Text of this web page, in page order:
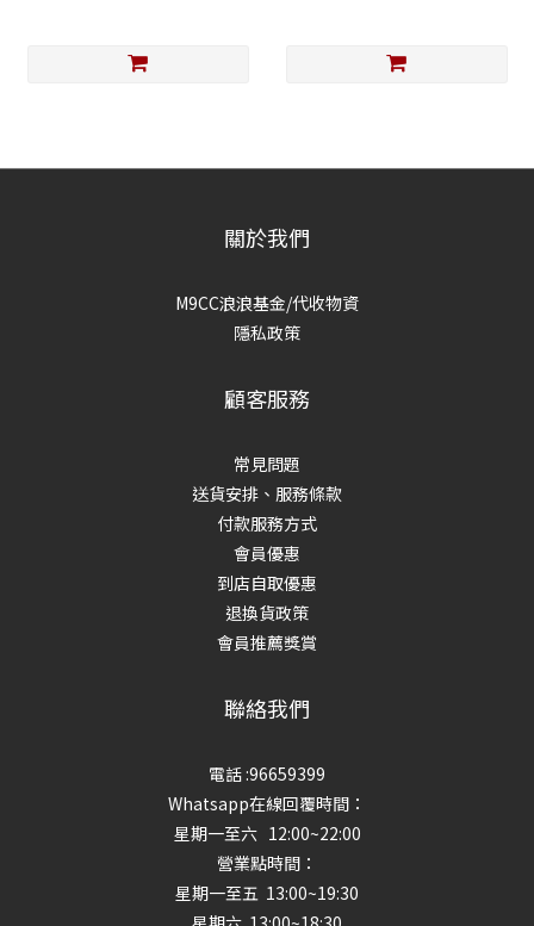
關於我們
M9CC浪浪基金/代收物資
隱私政策
顧客服務
常見問題
送貨安排、服務條款
付款服務方式
會員優惠
到店自取優惠
退換貨政策
會員推薦獎賞
聯絡我們
電話 :96659399
Whatsapp在線回覆時間：
星期一至六 12:00~22:00
營業點時間：
星期一至五 13:00~19:30